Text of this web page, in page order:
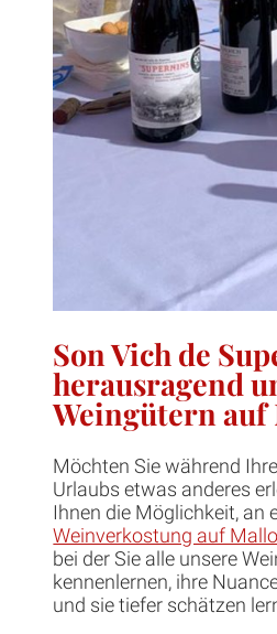
Son Vich de
herausragend
Weingütern auf
Möchten Sie während
Urlaubs etwas anderes
Ihnen die Möglichkeit, an
Weinverkostung auf
bei der Sie alle unsere
kennenlernen, ihre
und sie tiefer schätzen